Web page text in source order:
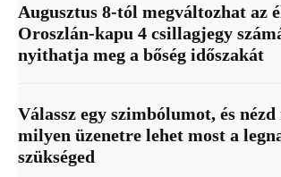
Augusztus 8-tól megváltozhat az
Oroszlán-kapu 4 csillagjegy
nyithatja meg a bőség időszakát
Válassz egy szimbólumot, és nézd
milyen üzenetre lehet most a
szükséged